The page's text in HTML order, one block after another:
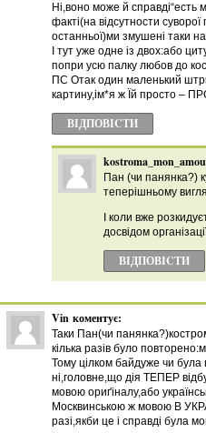
Ні,воно може й
факті(на відсутности
останньої)ми змушені таки
І тут уже одне із двох:або
попри усю палку любов до
ПС Отак один маленький
картину,ім*я ж Їй просто –
ВІДПОВІCТИ
Пан (чи панянка?)
теперішньому
І коли вже
досвідом
ВІДПОВІCТИ
Vin коментує:
Таки Пан(чи
кілька разів було
Тому цілком байдуже чи була
ні,головне,що дія ТЕПЕР
мовою ориґіналу,або
Москвинською ж мовою В
разі,якби це і справді була